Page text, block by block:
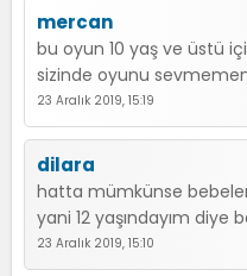
mercan
bu oyun 10 yaş ve üstü
sizinde oyunu
23 Aralık 2019, 15:19
dilara
hatta mümkünse
yani 12 yaşındayım diye
23 Aralık 2019, 15:10